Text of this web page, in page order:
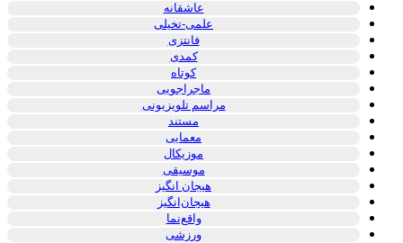
عاشقانه
علمی-تخیلی
فانتزی
کمدی
کوتاه
ماجراجویی
مراسم تلویزیونی
مستند
معمایی
موزیکال
موسیقی
هیجان انگیز
هیجان‌انگیز
واقع‌نما
ورزشی